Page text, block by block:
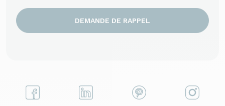
DEMANDE DE RAPPEL